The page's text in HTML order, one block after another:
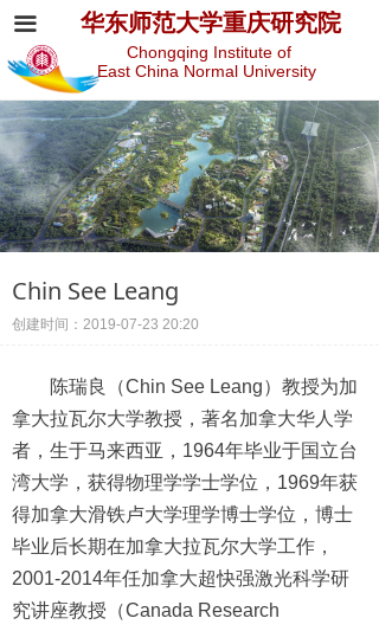
끀 华东师范大学重庆研究院
Chongqing Institute of
East China Normal University
Chin See Leang
创建时间： 2019-07-23 20:20
陈瑞良（Chin See Leang）教授为加
拿大拉瓦尔大学教授，著名加拿大华人学
者，生于马来西亚，1964年毕业于国立台
湾大学，获得物理学学士学位，1969年获
得加拿大滑铁卢大学理学博士学位，博士
毕业后长期在加拿大拉瓦尔大学工作，
2001-2014年任加拿大超快强激光科学研
究讲座教授（Canada Research